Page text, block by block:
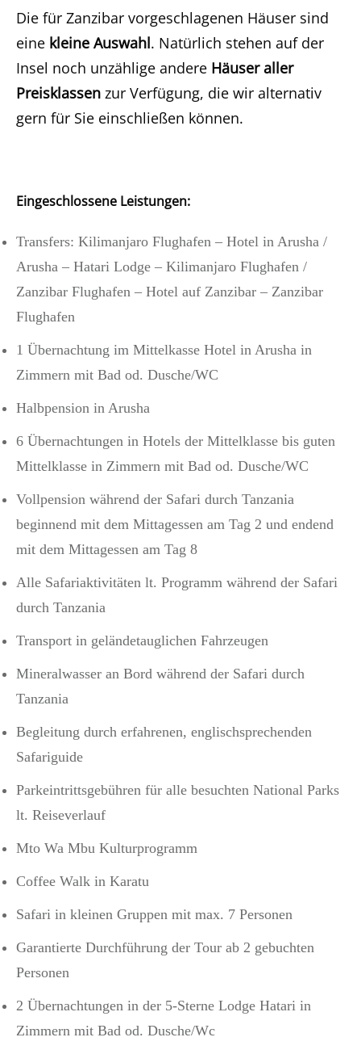
Die für Zanzibar vorgeschlagenen Häuser sind
eine kleine Auswahl. Natürlich stehen auf der
Insel noch unzählige andere Häuser aller
Preisklassen zur Verfügung, die wir alternativ
gern für Sie einschließen können.
Eingeschlossene Leistungen:
Transfers: Kilimanjaro Flughafen – Hotel in Arusha /
Arusha – Hatari Lodge – Kilimanjaro Flughafen /
Zanzibar Flughafen – Hotel auf Zanzibar – Zanzibar
Flughafen
1 Übernachtung im Mittelkasse Hotel in Arusha in
Zimmern mit Bad od. Dusche/WC
Halbpension in Arusha
6 Übernachtungen in Hotels der Mittelklasse bis guten
Mittelklasse in Zimmern mit Bad od. Dusche/WC
Vollpension während der Safari durch Tanzania
beginnend mit dem Mittagessen am Tag 2 und endend
mit dem Mittagessen am Tag 8
Alle Safariaktivitäten lt. Programm während der Safari
durch Tanzania
Transport in geländetauglichen Fahrzeugen
Mineralwasser an Bord während der Safari durch
Tanzania
Begleitung durch erfahrenen, englischsprechenden
Safariguide
Parkeintrittsgebühren für alle besuchten National Parks
lt. Reiseverlauf
Mto Wa Mbu Kulturprogramm
Coffee Walk in Karatu
Safari in kleinen Gruppen mit max. 7 Personen
Garantierte Durchführung der Tour ab 2 gebuchten
Personen
2 Übernachtungen in der 5-Sterne Lodge Hatari in
Zimmern mit Bad od. Dusche/Wc